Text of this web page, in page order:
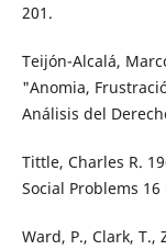
201.
Teijón-Alcalá,
"Anomia,
Análisis del
Tittle, Charles R.
Social Problems 16
Ward, P., Clark, T.,